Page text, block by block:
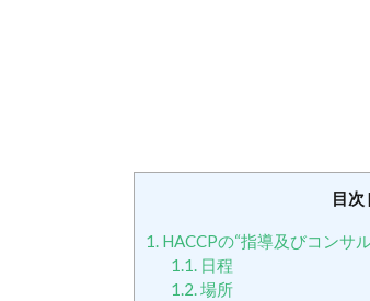
目次
1. HACCPの“指導及びコンサ
1.1.日程
1.2.場所